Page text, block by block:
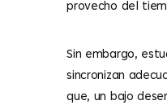
provecho del
Sin embargo,
sincronizan
que, un bajo